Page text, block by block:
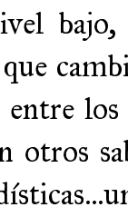
entre
otros